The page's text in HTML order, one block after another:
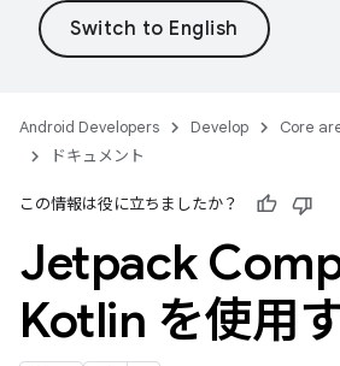
Android Developers Develop Core
ドキュメント
この情報は役に立ちましたか？
Jetpack
Kotlin を使用